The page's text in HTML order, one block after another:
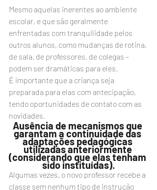
Mesmo aquelas inerentes ao ambiente
escolar, e que são geralmente
enfrentadas com tranquilidade pelos
outros alunos, como mudanças de rotina,
de sala, de professores, de colegas –
podem ser dramáticas para eles.
É importante que a criança seja
preparada para elas com antecipação,
tendo oportunidades de contato com as
novidades.
Ausência de mecanismos que
garantam a continuidade das
adaptações pedagógicas
utilizadas anteriormente
(considerando que elas tenham
sido instituídas).
Algumas vezes, o novo professor recebe a
classe sem nenhum tipo de instrução